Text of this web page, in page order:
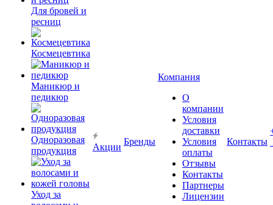
Для бровей и
ресниц
Космецевтика
Маникюр и
педикюр
Одноразовая
продукция
Уход за
Акции
Бренды
Компания
О
компании
Условия
доставки
Условия
оплаты
Отзывы
Контакты
Партнеры
Лицензии
Контакты